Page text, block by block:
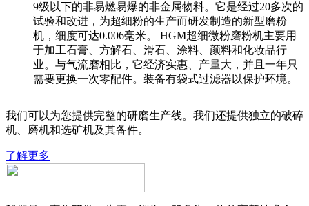
9级以下的非易燃易爆的非金属物料。它是经过20多次的
试验和改进，为超细粉的生产而研发制造的新型磨粉
机，细度可达0.006毫米。 HGM超细微粉磨粉机主要用
于加工石膏、方解石、滑石、涂料、颜料和化妆品行
业。与气流磨相比，它经济实惠、产量大，并且一年只
需要更换一次零配件。装备有袋式过滤器以保护环境。
我们可以为您提供完整的研磨生产线。我们还提供独立的破碎
机、磨机和选矿机及其备件。
了解更多